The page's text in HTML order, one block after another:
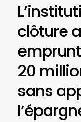
clôture
20
sans